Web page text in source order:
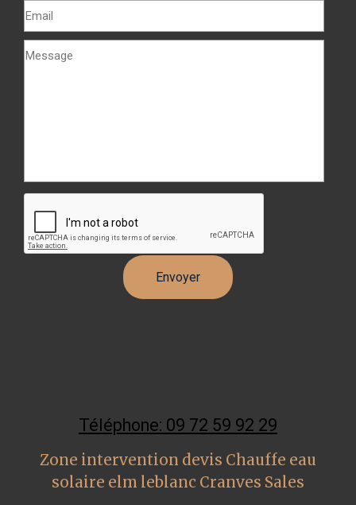
Téléphone: 09 72 59 92 29
Zone intervention devis Chauffe eau
solaire elm leblanc Cranves Sales